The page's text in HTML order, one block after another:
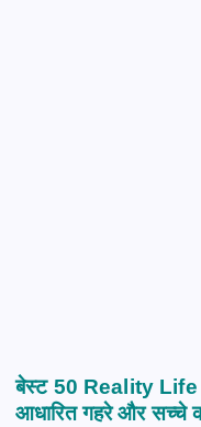
बेस्ट 50 Reality Life
आधारित गहरे और सच्चे